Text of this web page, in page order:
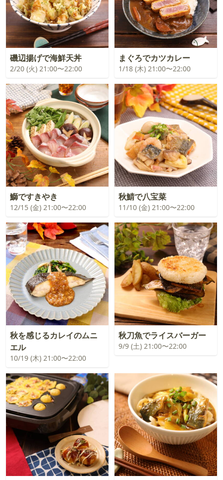
磯辺揚げで海鮮天丼
2/20 (火) 21:00〜22:00
まぐろでカツカレー
1/18 (木) 21:00〜22:00
鰤ですきやき
12/15 (金) 21:00〜22:00
秋鯖で八宝菜
11/10 (金) 21:00〜22:00
秋を感じるカレイのムニ
エル
10/19 (木) 21:00〜22:00
秋刀魚でライスバーガー
9/9 (土) 21:00〜22:00